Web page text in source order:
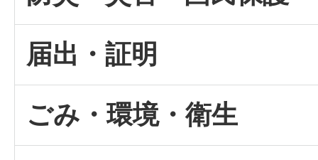
届出・証明
ごみ・環境・衛生